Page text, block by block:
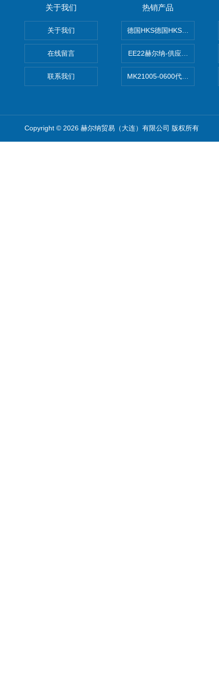
关于我们
关于我们
在线留言
联系我们
热销产品
德国HKS德国HKS液压旋转摆
EE22赫尔纳-供应
MK21005-0600代理德国MK
Copyright © 2026 赫尔纳贸易（大连）有限公司 版权所有